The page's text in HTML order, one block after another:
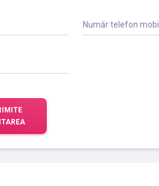
Număr telefon mobil